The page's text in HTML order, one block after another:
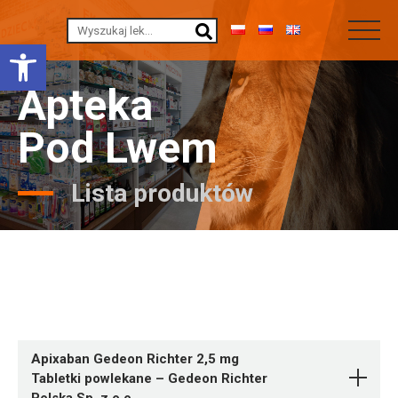
Otwórz pasek narzędzi
Apteka
Pod Lwem
Lista produktów
Apixaban Gedeon Richter 2,5 mg
Tabletki powlekane – Gedeon Richter